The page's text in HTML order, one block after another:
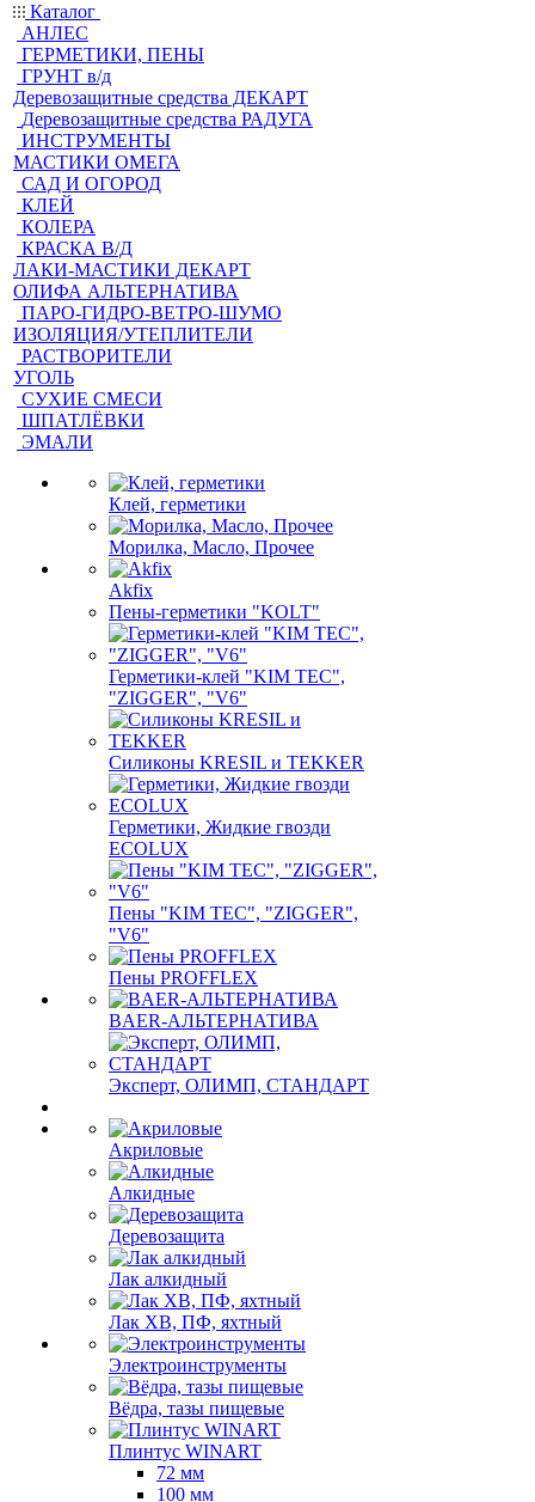
Каталог
АНЛЕС
ГЕРМЕТИКИ, ПЕНЫ
ГРУНТ в/д
Деревозащитные средства ДЕКАРТ
Деревозащитные средства РАДУГА
ИНСТРУМЕНТЫ
МАСТИКИ ОМЕГА
САД И ОГОРОД
КЛЕЙ
КОЛЕРА
КРАСКА В/Д
ЛАКИ-МАСТИКИ ДЕКАРТ
ОЛИФА АЛЬТЕРНАТИВА
ПАРО-ГИДРО-ВЕТРО-ШУМО
ИЗОЛЯЦИЯ/УТЕПЛИТЕЛИ
РАСТВОРИТЕЛИ
УГОЛЬ
СУХИЕ СМЕСИ
ШПАТЛЁВКИ
ЭМАЛИ
Клей, герметики
Морилка, Масло, Прочее
Akfix
Пены-герметики "KOLT"
Герметики-клей "KIM TEС",
"ZIGGER", "V6"
Силиконы KRESIL и TEKKER
Герметики, Жидкие гвозди
ECOLUX
Пены "KIM TEС", "ZIGGER",
"V6"
Пены PROFFLEX
BAER-АЛЬТЕРНАТИВА
Эксперт, ОЛИМП, СТАНДАРТ
Акриловые
Алкидные
Деревозащита
Лак алкидный
Лак ХВ, ПФ, яхтный
Электроинструменты
Вёдра, тазы пищевые
Плинтус WINART
72 мм
100 мм